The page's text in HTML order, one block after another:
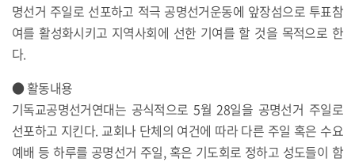
명선거 주일로 선포하고 적극 공명선거운동에 앞장섬으로 투표참
여를 활성화시키고 지역사회에 선한 기여를 할 것을 목적으로 한
다.
● 활동내용
기독교공명선거연대는 공식적으로 5월 28일을 공명선거 주일로
선포하고 지킨다. 교회나 단체의 여건에 따라 다른 주일 혹은 수요
예배 등 하루를 공명선거 주일, 혹은 기도회로 정하고 성도들이 함